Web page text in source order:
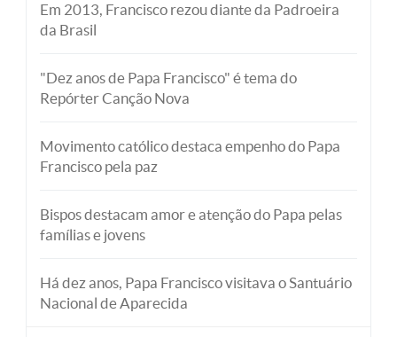
Em 2013, Francisco rezou diante da Padroeira
da Brasil
"Dez anos de Papa Francisco" é tema do
Repórter Canção Nova
Movimento católico destaca empenho do Papa
Francisco pela paz
Bispos destacam amor e atenção do Papa pelas
famílias e jovens
Há dez anos, Papa Francisco visitava o Santuário
Nacional de Aparecida